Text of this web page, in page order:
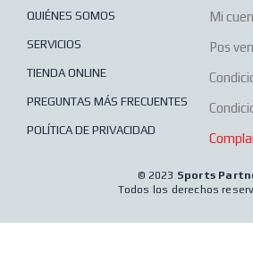
QUIÉNES SOMOS
SERVICIOS
TIENDA ONLINE
PREGUNTAS MÁS FRECUENTES
POLÍTICA DE PRIVACIDAD
Mi
Pos
© 2023 Sports
Todos los derechos